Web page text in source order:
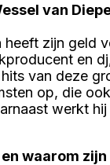
van
heeft zijn geld
en
van deze
op, die
werkt hij
waarom